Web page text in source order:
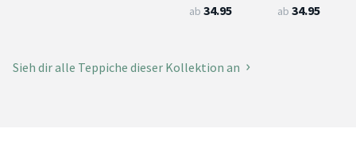
ab 34.95 ab 34.95
Sieh dir alle Teppiche dieser Kollektion an